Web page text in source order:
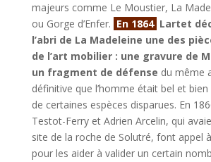
majeurs comme Le Moustier, La
ou Gorge d’Enfer. En 1864 Lartet
l’abri de La Madeleine une des
de l’art mobilier : une gravure de
un fragment de défense du même
définitive que l’homme était bel et
de certaines espèces disparues. En
Testot-Ferry et Adrien Arcelin, qui
site de la roche de Solutré, font appel
pour les aider à valider un certain